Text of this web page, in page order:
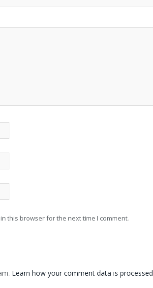
this browser for the next time I comment.
Learn how your comment data is processed